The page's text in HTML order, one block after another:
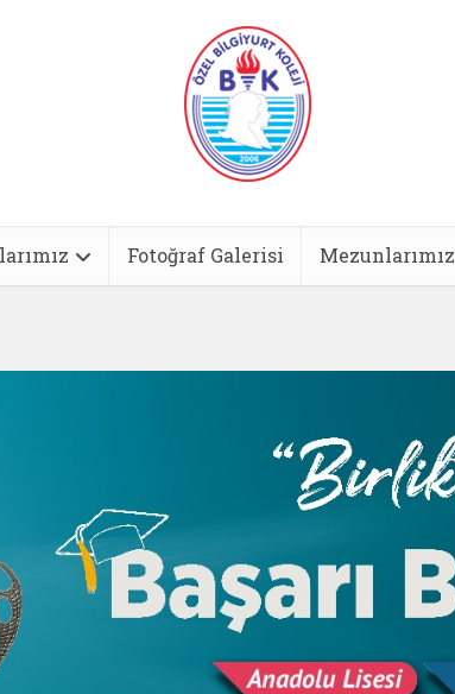
Fotoğraf Galerisi Mezunlarımız